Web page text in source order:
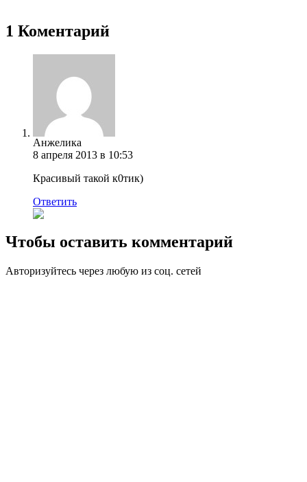
1 Коментарий
Анжелика
8 апреля 2013 в 10:53
Красивый такой к0тик)
Ответить
Чтобы оставить комментарий
Авторизуйтесь через любую из соц. сетей